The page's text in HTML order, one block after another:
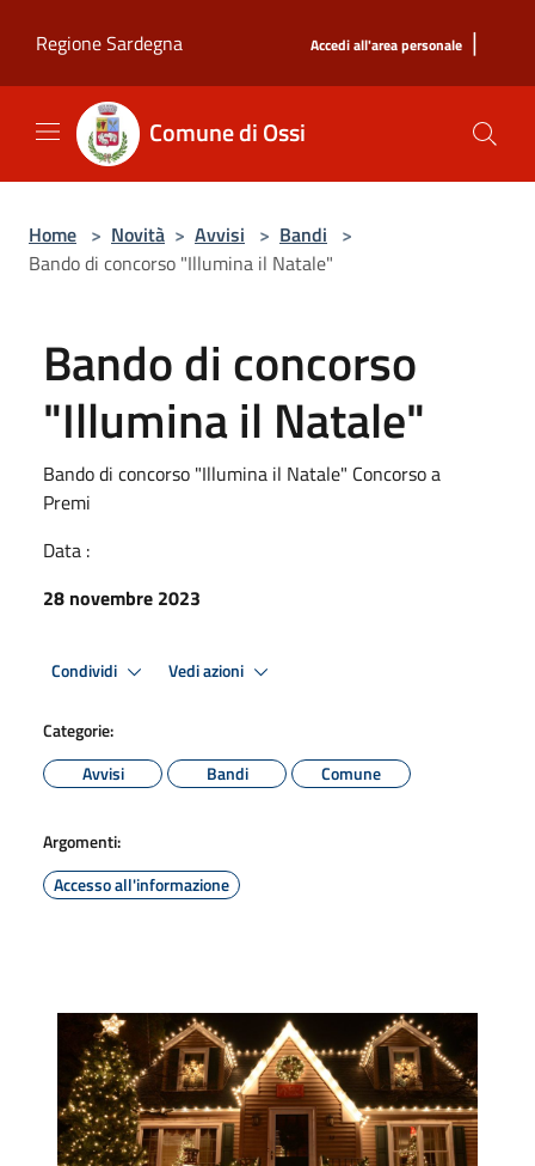
Regione Sardegna
Accedi all'area personale |
Comune di Ossi
Home > Novità > Avvisi > Bandi >
Bando di concorso "Illumina il Natale"
Bando di concorso
"Illumina il Natale"
Bando di concorso "Illumina il Natale" Concorso a
Premi
Data :
28 novembre 2023
Condividi Vedi azioni
Categorie:
Avvisi
Bandi Comune
Argomenti:
Accesso all'informazione